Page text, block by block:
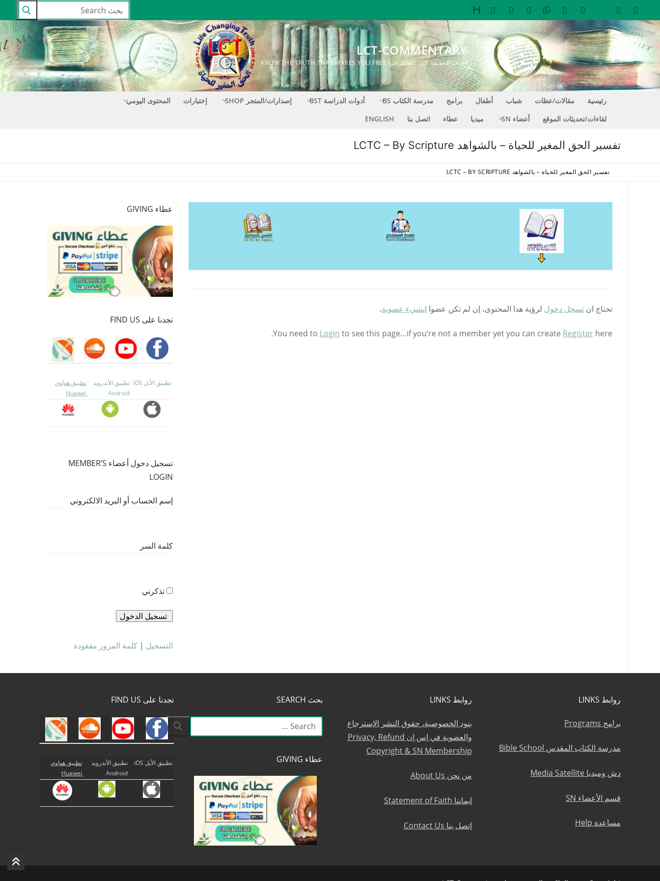
إلى
المحتوى
البحث
عن:
LCT-COMMENTARY
اعرف الحقيقة التي تجعلك حراً KNOW THE TRUTH THAT MAKES YOU FREE
رئيسية مقالات/عظات شباب أطفال برامج مدرسة الكتاب BS أدوات الدراسة BST إصدارات/المتجر SHOP إختبارات
المحتوى اليومي
لقاءات/تحديثات الموقع
أعضاء SN ميديا عطاء اتصل بنا ENGLISH
تفسير الحق المغير للحياة – بالشواهد LCTC – By Scripture
تفسير الحق المغير للحياة – بالشواهد LCTC – BY SCRIPTURE
تحتاج ان تسجل دخول لرؤية هذا المحتوى، إن لم تكن عضوا إنشيء عضوية.
You need to Login to see this page…if you’re not a member yet you can create Register here.
عطاء GIVING
تجدنا على FIND US
تطبيق الأبل iOS
تطبيق الأندرويد
Android
تطبيق هواوي
تسجيل دخول أعضاء MEMBER’S
LOGIN
إسم الحساب أو البريد الالكتروني
كلمة السر
تذكرني
التسجيل | كلمة المرور مفقودة
روابط LINKS
برامج Programs
مدرسة الكتاب المقدس Bible School
دش وميديا Media Satellite
قسم الأعضاء SN
مساعدة Help
روابط LINKS
بنود الخصوصية، حقوق النشر الإسترجاع
والعضوية في إس إن Privacy, Refund
Copyright & SN Membership
من نحن About Us
إيماننا Statement of Faith
إتصل بنا Contact Us
بحث SEARCH
البحث
عن:
عطاء GIVING
تجدنا على FIND US
تطبيق الأبل iOS
تطبيق الأندرويد
Android
تطبيق هواوي